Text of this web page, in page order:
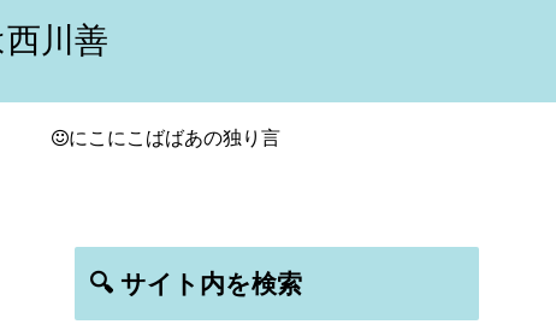
川善
にこにこばばあの独り言
🔍 サイト内を検索